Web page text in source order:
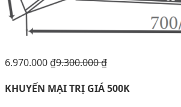
6.970.000 ₫9.300.000₫
KHUYẾN MẠI TRỊ GIÁ 500K